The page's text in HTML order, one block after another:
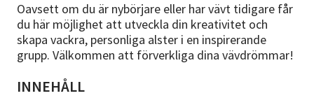
Oavsett om du är nybörjare eller har vävt tidigare får
du här möjlighet att utveckla din kreativitet och
skapa vackra, personliga alster i en inspirerande
grupp. Välkommen att förverkliga dina vävdrömmar!
INNEHÅLL